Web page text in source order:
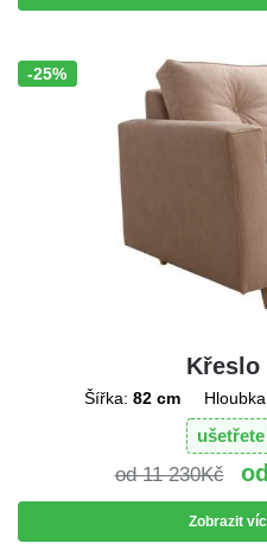
Sleva!
-25%
Křeslo
Šířka: 82 cm
ušetřete
11 230Kč
Zobrazit